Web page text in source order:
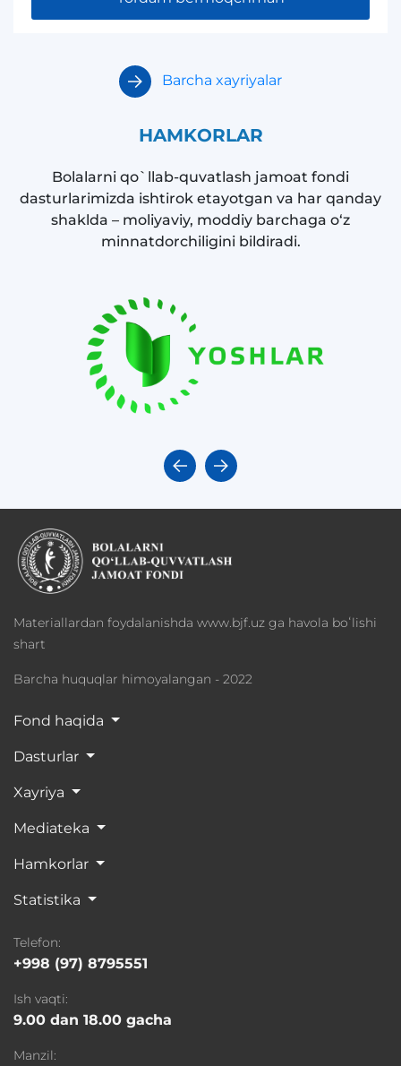
Barcha xayriyalar
HAMKORLAR
Bolalarni qo`llab-quvatlash jamoat fondi
dasturlarimizda ishtirok etayotgan va har qanday
shaklda – moliyaviy, moddiy barchaga o‘z
minnatdorchiligini bildiradi.
Materiallardan foydalanishda www.bjf.uz ga havola boʻlishi
shart
Barcha huquqlar himoyalangan - 2022
Fond haqida
Dasturlar
Xayriya
Mediateka
Hamkorlar
Statistika
Telefon:
+998 (97) 8795551
Ish vaqti:
9.00 dan 18.00 gacha
Manzil: